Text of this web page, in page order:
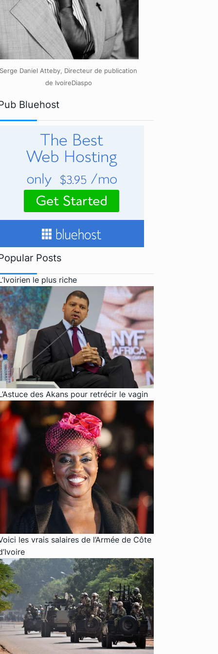
Serge Daniel Atteby, Directeur de publication
de IvoireDiaspo
Bluehost
Posts
le plus riche
des Akans pour retrécir le vagin
les vrais salaires de l’Armée de Côte